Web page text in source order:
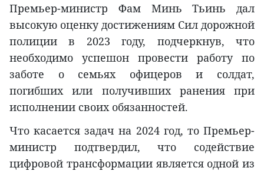
Премьер-министр Фам Минь Тьинь дал
высокую оценку достижениям Сил дорожной
полиции в 2023 году, подчеркнув, что
необходимо успешон провести работу по
заботе о семьях офицеров и солдат,
погибших или получивших ранения при
исполнении своих обязанностей.
Что касается задач на 2024 год, то Премьер-
министр подтвердил, что содействие
цифровой трансформации является одной из